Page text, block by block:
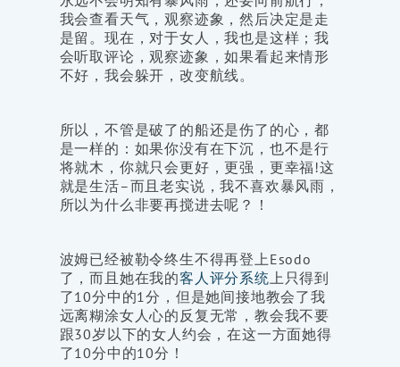
我会查看天气，观察迹象，然后决定是走
是留。现在，对于女人，我也是这样；我
会听取评论，观察迹象，如果看起来情形
不好，我会躲开，改变航线。
所以，不管是破了的船还是伤了的心，都
是一样的：如果你没有在下沉，也不是行
将就木，你就只会更好，更强，更幸福!这
就是生活–而且老实说，我不喜欢暴风雨，
所以为什么非要再搅进去呢？！
波姆已经被勒令终生不得再登上Esodo
了，而且她在我的客人评分系统上只得到
了10分中的1分，但是她间接地教会了我
远离糊涂女人心的反复无常，教会我不要
跟30岁以下的女人约会，在这一方面她得
了10分中的10分！